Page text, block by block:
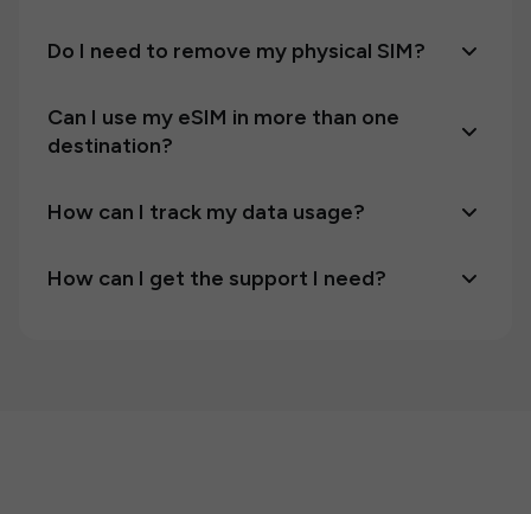
Do I need to remove my physical SIM?
Can I use my eSIM in more than one
destination?
How can I track my data usage?
How can I get the support I need?